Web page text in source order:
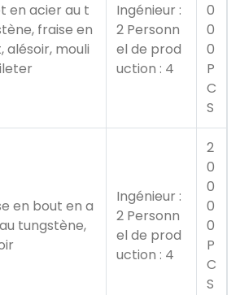
en acier au t
fraise en
alésoir, mouli
Ingénieur :
2 Personn
el de prod
uction : 4
0
0
0
P
C
S
en bout en a
tungstène,
Ingénieur :
2 Personn
el de prod
uction : 4
2
0
0
0
0
P
C
S